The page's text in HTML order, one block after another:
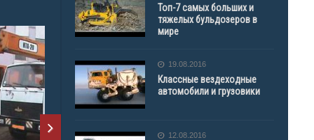
Топ-7 самых больших и
тяжелых бульдозеров в
мире
19.08.2016
Классные вездеходные
автомобили и грузовики
12.08.2016